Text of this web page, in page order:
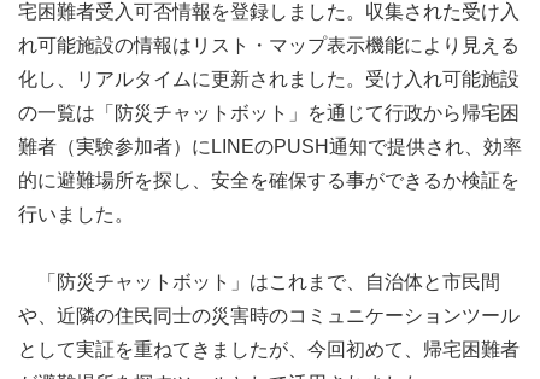
宅困難者受入可否情報を登録しました。収集された受け入
れ可能施設の情報はリスト・マップ表示機能により見える
化し、リアルタイムに更新されました。受け入れ可能施設
の一覧は「防災チャットボット」を通じて行政から帰宅困
難者（実験参加者）にLINEのPUSH通知で提供され、効率
的に避難場所を探し、安全を確保する事ができるか検証を
行いました。
「防災チャットボット」はこれまで、自治体と市民間
や、近隣の住民同士の災害時のコミュニケーションツール
として実証を重ねてきましたが、今回初めて、帰宅困難者